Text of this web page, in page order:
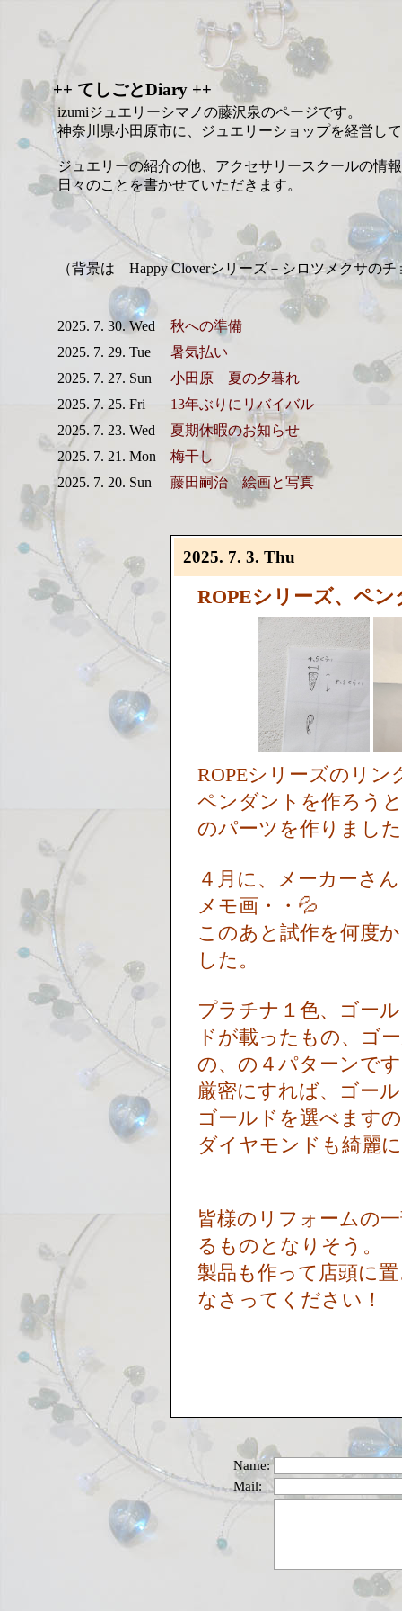
++ てしごとDiary ++
izumiジュエリーシマノの藤沢泉のページです。
神奈川県小田原市に、ジュエリーショップを経営し
ジュエリーの紹介の他、アクセサリースクールの情
日々のことを書かせていただきます。
（背景は Happy Cloverシリーズ－シロツメクサのチ
2025. 7. 30. Wed
秋への準備
2025. 7. 29. Tue
暑気払い
2025. 7. 27. Sun
小田原 夏の夕暮れ
2025. 7. 25. Fri
13年ぶりにリバイバル
2025. 7. 23. Wed
夏期休暇のお知らせ
2025. 7. 21. Mon
梅干し
2025. 7. 20. Sun
藤田嗣治 絵画と写真
2025. 7. 3. Thu
ROPEシリーズ、ペ
ROPEシリーズのリ
ペンダントを作ろう
のパーツを作りまし
４月に、メーカーさ
メモ画・・💦
このあと試作を何度
した。
プラチナ１色、ゴー
ドが載ったもの、ゴ
の、の４パターンで
厳密にすれば、ゴー
ゴールドを選べます
ダイヤモンドも綺麗
皆様のリフォームの
るものとなりそう。
製品も作って店頭に
なさってください！
Name:
Mail: